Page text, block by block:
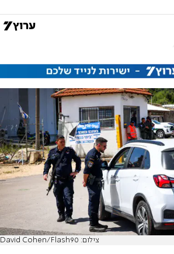
צילום: David Cohen/Flash90